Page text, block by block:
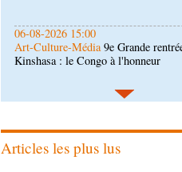
06-08-2026 15:00
ÉconomieDeuxième édition de la
d’offrir à la nation des produits
06-08-2026 14:30
les stands, des surgelés dans les
Articles les plus lus